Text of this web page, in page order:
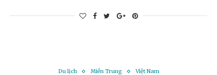
Du lịch Miền Trung Việt Nam